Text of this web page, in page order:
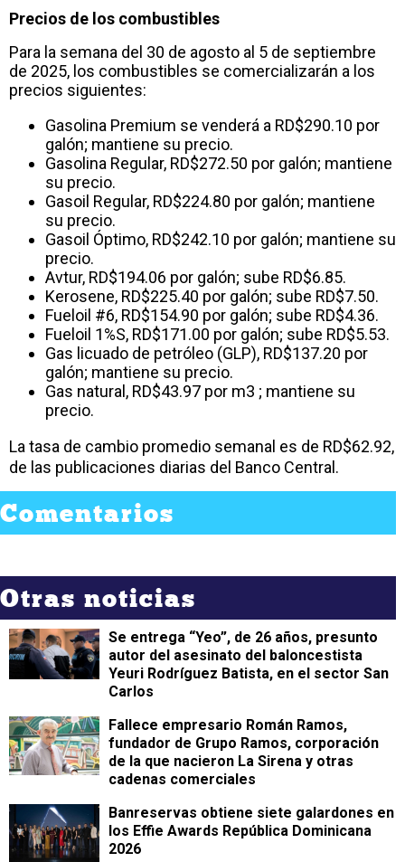
Precios de los combustibles
Para la semana del 30 de agosto al 5 de septiembre
de 2025, los combustibles se comercializarán a los
precios siguientes:
Gasolina Premium se venderá a RD$290.10 por
galón; mantiene su precio.
Gasolina Regular, RD$272.50 por galón; mantiene
su precio.
Gasoil Regular, RD$224.80 por galón; mantiene
su precio.
Gasoil Óptimo, RD$242.10 por galón; mantiene su
precio.
Avtur, RD$194.06 por galón; sube RD$6.85.
Kerosene, RD$225.40 por galón; sube RD$7.50.
Fueloil #6, RD$154.90 por galón; sube RD$4.36.
Fueloil 1%S, RD$171.00 por galón; sube RD$5.53.
Gas licuado de petróleo (GLP), RD$137.20 por
galón; mantiene su precio.
Gas natural, RD$43.97 por m3 ; mantiene su
precio.
La tasa de cambio promedio semanal es de RD$62.92,
de las publicaciones diarias del Banco Central.
Comentarios
Otras noticias
Se entrega “Yeo”, de 26 años, presunto
autor del asesinato del baloncestista
Yeuri Rodríguez Batista, en el sector San
Carlos
Fallece empresario Román Ramos,
fundador de Grupo Ramos, corporación
de la que nacieron La Sirena y otras
cadenas comerciales
Banreservas obtiene siete galardones en
los Effie Awards República Dominicana
2026